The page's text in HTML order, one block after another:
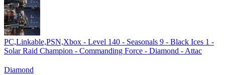
PC,Linkable,PSN,Xbox - Level 140 - Seasonals 9 - Black Ices 1 -
Solar Raid Champion - Commanding Force - Diamond - Attac
Diamond